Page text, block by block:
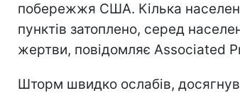
побережжя США. Кілька
пунктів затоплено, серед
жертви, повідомляє Associated
Шторм швидко ослабів,